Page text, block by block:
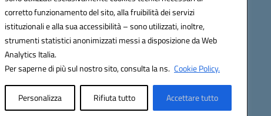
corretto funzionamento del sito, alla fruibilità dei servizi
istituzionali e alla sua accessibilità – sono utilizzati, inoltre,
strumenti statistici anonimizzati messi a disposizione da Web
Analytics Italia.
Per saperne di più sul nostro sito, consulta la ns. Cookie Policy.
Personalizza Rifiuta tutto Accettare tutto